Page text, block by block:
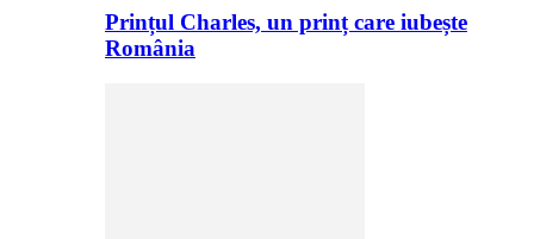
Prințul Charles, un prinț care iubește
România